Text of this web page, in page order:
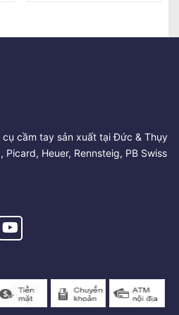
cầm tay sản xuất tại Đức & Thụy
Picard, Heuer, Rennsteig, PB Swiss